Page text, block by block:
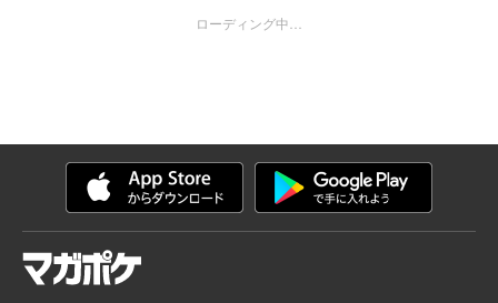
ローディング中…